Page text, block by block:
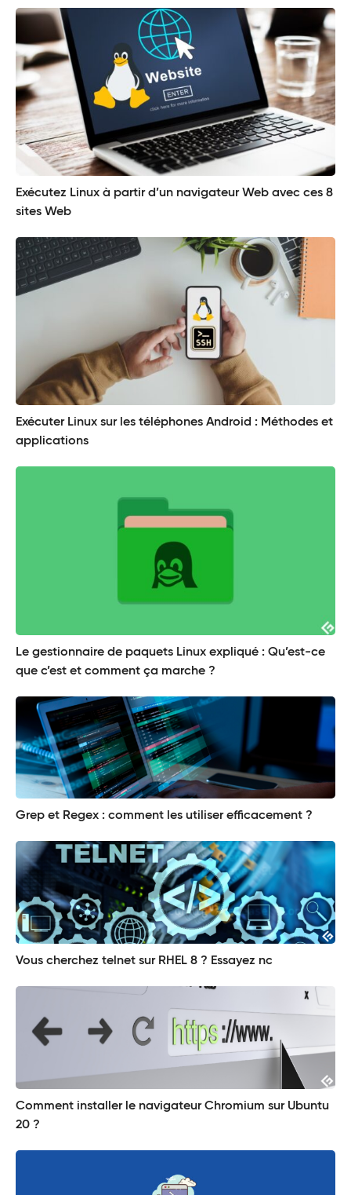
Exécutez Linux à partir d’un navigateur Web avec ces 8
sites Web
Exécuter Linux sur les téléphones Android : Méthodes et
applications
Le gestionnaire de paquets Linux expliqué : Qu’est-ce
que c’est et comment ça marche ?
Grep et Regex : comment les utiliser efficacement ?
Vous cherchez telnet sur RHEL 8 ? Essayez nc
Comment installer le navigateur Chromium sur Ubuntu
20 ?